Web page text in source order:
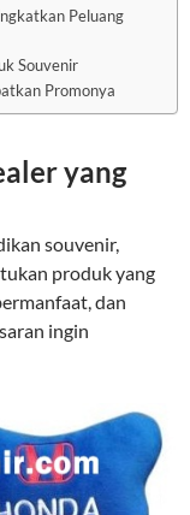
Peluang
Souvenir
Promonya
yang
souvenir,
produk yang
dan
ingin